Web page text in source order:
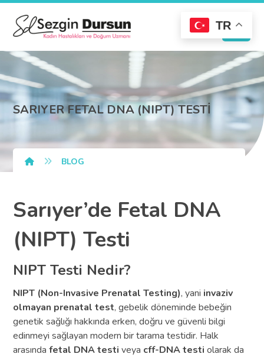
SARIYER FETAL DNA (NIPT) TESTİ
BLOG
Sarıyer’de Fetal DNA
(NIPT) Testi
NIPT Testi Nedir?
NIPT (Non-Invasive Prenatal Testing), yani invaziv
olmayan prenatal test, gebelik döneminde bebeğin
genetik sağlığı hakkında erken, doğru ve güvenli bilgi
edinmeyi sağlayan modern bir tarama testidir. Halk
arasındafetal DNA testi veya cff-DNA testi olarak da
TR